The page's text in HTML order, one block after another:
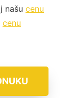
našu cenu
cenu